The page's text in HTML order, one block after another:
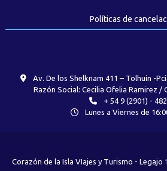
Políticas de
Av. De los Shelknam 411 – Tolhuin -
Razón Social: Cecilia Ofelia Ramirez /
+ 54 9 (2901) -
Lunes a Viernes de
Corazón de la Isla VIajes y Turismo - Legajo